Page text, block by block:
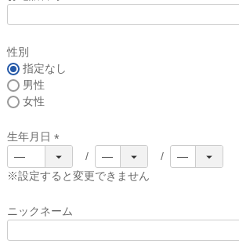
性別
指定なし
男性
女性
生年月日
(
必
※設定すると変更できません
ニックネーム